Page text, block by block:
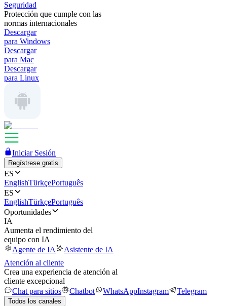
Seguridad
Protección que cumple con las
normas internacionales
Descargar
para Windows
Descargar
para Mac
Descargar
para Linux
Iniciar Sesión
Regístrese gratis
ES
EnglishTürkçePortuguês
ES
EnglishTürkçePortuguês
Oportunidades
IA
Aumenta el rendimiento del
equipo con IA
Agente de IA
Asistente de IA
Atención al cliente
Crea una experiencia de atención al
cliente excepcional
Chat para sitios
Chatbot WhatsAppInstagram Telegram
Todos los canales